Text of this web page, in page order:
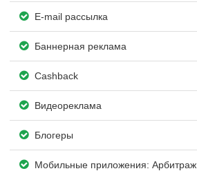
E-mail рассылка
Баннерная реклама
Cashback
Видеореклама
Блогеры
Мобильные приложения: Арбитраж